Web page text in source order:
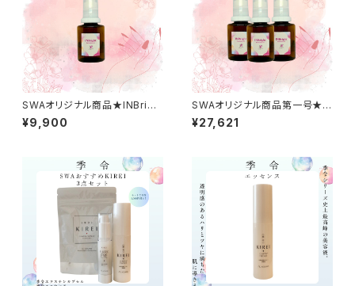
SWAオリジナル商品★INBrigh
t® Feminine Oil 30ml 送
料無料
¥9,900
SWAオリジナル商品第一号★I
NBright® Feminine Oil 30
ml 3本セット ７％OFF 送
¥27,621